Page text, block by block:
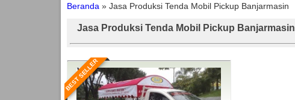
Beranda » Jasa Produksi Tenda Mobil Pickup Banjarmasin
Jasa Produksi Tenda Mobil Pickup Banjarmasin
BEST SELLER